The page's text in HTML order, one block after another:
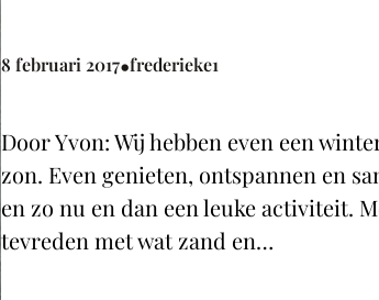
8 februari 2017•frederieke1
Door Yvon: Wij hebben even een
zon. Even genieten, ontspannen en
en zo nu en dan een leuke activiteit.
tevreden met wat zand en…